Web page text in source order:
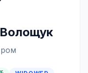
Волощук